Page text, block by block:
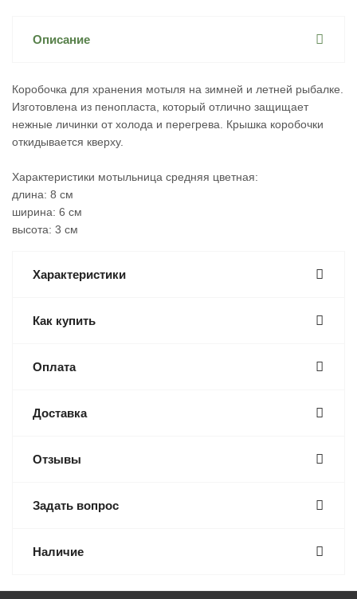
Описание
Коробочка для хранения мотыля на зимней и летней рыбалке.
Изготовлена из пенопласта, который отлично защищает
нежные личинки от холода и перегрева. Крышка коробочки
откидывается кверху.
Характеристики мотыльница средняя цветная:
длина: 8 см
ширина: 6 см
высота: 3 см
Характеристики
Как купить
Оплата
Доставка
Отзывы
Задать вопрос
Наличие